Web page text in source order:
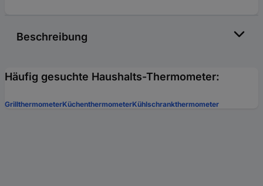
Beschreibung
Häufig gesuchte Haushalts-Thermometer:
GrillthermometerKüchenthermometerKühlschrankthermometer